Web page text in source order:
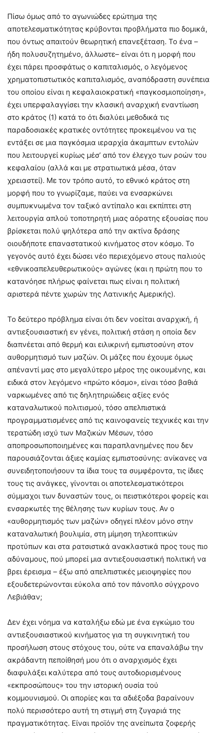
Πίσω όμως από το αγωνιώδες ερώτημα της
αποτελεσματικότητας κρύβονται προβλήματα πιο δομικά,
που όντως απαιτούν θεωρητική επανεξέταση. Το ένα –
ήδη πολυσυζητημένο, άλλωστε– είναι ότι η μορφή που
έχει πάρει προσφάτως ο καπιταλισμός, ο λεγόμενος
χρηματοπιστωτικός καπιταλισμός, αναπόδραστη συνέπεια
του οποίου είναι η κεφαλαιοκρατική «παγκοσμιοποίηση»,
έχει υπερφαλαγγίσει την κλασική αναρχική εναντίωση
στο κράτος (1) κατά το ότι διαλύει μεθοδικά τις
παραδοσιακές κρατικές οντότητες προκειμένου να τις
εντάξει σε μια παγκόσμια ιεραρχία άκαμπτων εντολών
που λειτουργεί κυρίως μέσ’ από τον έλεγχο των ροών του
κεφαλαίου (αλλά και με στρατιωτικά μέσα, όταν
χρειαστεί). Με τον τρόπο αυτό, το εθνικό κράτος στη
μορφή που το γνωρίζαμε, παύει να ενσαρκώνει
συμπυκνωμένα τον ταξικό αντίπαλο και εκπίπτει στη
λειτουργία απλού τοποτηρητή μιας αόρατης εξουσίας που
βρίσκεται πολύ ψηλότερα από την ακτίνα δράσης
οιουδήποτε επαναστατικού κινήματος στον κόσμο. Το
γεγονός αυτό έχει δώσει νέο περιεχόμενο στους παλιούς
«εθνικοαπελευθερωτικούς» αγώνες (και η πρώτη που το
κατανόησε πλήρως φαίνεται πως είναι η πολιτική
αριστερά πέντε χωρών της Λατινικής Αμερικής).
Το δεύτερο πρόβλημα είναι ότι δεν νοείται αναρχική, ή
αντιεξουσιαστική εν γένει, πολιτική στάση η οποία δεν
διαπνέεται από θερμή και ειλικρινή εμπιστοσύνη στον
αυθορμητισμό των μαζών. Οι μάζες που έχουμε όμως
απέναντί μας στο μεγαλύτερο μέρος της οικουμένης, και
ειδικά στον λεγόμενο «πρώτο κόσμο», είναι τόσο βαθιά
ναρκωμένες από τις δηλητηριώδεις αξίες ενός
καταναλωτικού πολιτισμού, τόσο απελπιστικά
προγραμματισμένες από τις καινοφανείς τεχνικές και την
τερατώδη ισχύ των Μαζικών Μέσων, τόσο
αποπροσωποποιημένες και παραπλανημένες που δεν
παρουσιάζονται άξιες καμίας εμπιστοσύνης: ανίκανες να
συνειδητοποιήσουν τα ίδια τους τα συμφέροντα, τις ίδιες
τους τις ανάγκες, γίνονται οι αποτελεσματικότεροι
σύμμαχοι των δυναστών τους, οι πειστικότεροι φορείς και
ενσαρκωτές της θέλησης των κυρίων τους. Αν ο
«αυθορμητισμός των μαζών» οδηγεί πλέον μόνο στην
καταναλωτική βουλιμία, στη μίμηση τηλεοπτικών
προτύπων και στα ρατσιστικά ανακλαστικά προς τους πιο
αδύναμους, πού μπορεί μια αντιεξουσιαστική πολιτική να
βρει έρεισμα – έξω από απελπιστικές μειοψηφίες που
εξουδετερώνονται εύκολα από τον πάνοπλο σύγχρονο
Λεβιάθαν;
Δεν έχει νόημα να καταλήξω εδώ με ένα εγκώμιο του
αντιεξουσιαστικού κινήματος για τη συγκινητική του
προσήλωση στους στόχους του, ούτε να επαναλάβω την
ακράδαντη πεποίθησή μου ότι ο αναρχισμός έχει
διαφυλάξει καλύτερα από τους αυτοδιορισμένους
«εκπροσώπους» του την ιστορική ουσία τού
κομμουνισμού. Οι απορίες και τα αδιέξοδα βαραίνουν
πολύ περισσότερο αυτή τη στιγμή στη ζυγαριά της
πραγματικότητας. Είναι προϊόν της ανείπωτα ζοφερής